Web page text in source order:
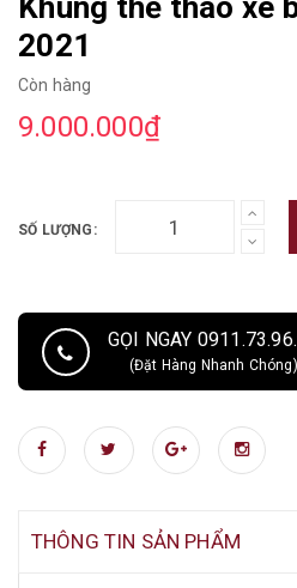
Khung thể thao xe
2021
Còn hàng
9.000.000₫
SỐ LƯỢNG:
GỌI NGAY
(Đặt Hàng Nhanh Chóng)
THÔNG TIN SẢN PHẨM